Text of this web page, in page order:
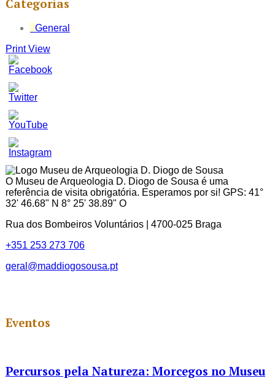
Categorias
General
PrintView
Set
Youtube
Channel
ID
O Museu de Arqueologia D. Diogo de Sousa é uma
referência de visita obrigatória. Esperamos por si! GPS: 41°
32' 46.68" N 8° 25' 38.89" O
Rua dos Bombeiros Voluntários | 4700-025 Braga
+351 253 273 706
geral@maddiogosousa.pt
Eventos
Percursos pela Natureza: Morcegos no Museu